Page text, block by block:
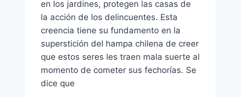
en los jardines, protegen las casas de
la acción de los delincuentes. Esta
creencia tiene su fundamento en la
superstición del hampa chilena de creer
que estos seres les traen mala suerte al
momento de cometer sus fechorías. Se
dice que